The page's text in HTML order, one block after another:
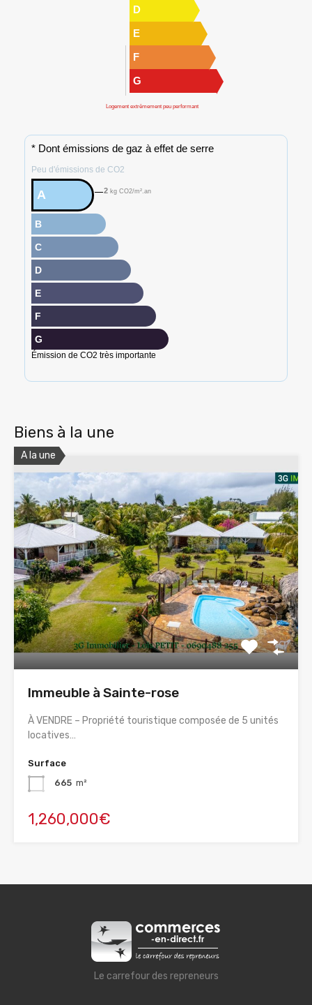
D
E
F
G
Logement extrêmement peu performant
* Dont émissions de gaz à effet de serre
Peu d'émissions de CO2
A 2kg CO2/m².an
B
C
D
E
F
G
Émission de CO2 très importante
Biens à la une
A la une
Immeuble à Sainte-rose
À VENDRE – Propriété touristique composée de 5 unités
locatives…
Surface
665 m²
1,260,000€
Le carrefour des repreneurs